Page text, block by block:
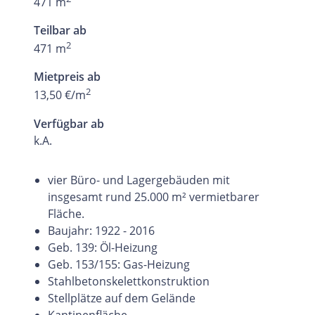
Teilbar ab
471 m2
Mietpreis ab
13,50 €/m2
Verfügbar ab
k.A.
vier Büro- und Lagergebäuden mit
insgesamt rund 25.000 m² vermietbarer
Fläche.
Baujahr: 1922 - 2016
Geb. 139: Öl-Heizung
Geb. 153/155: Gas-Heizung
Stahlbetonskelettkonstruktion
Stellplätze auf dem Gelände